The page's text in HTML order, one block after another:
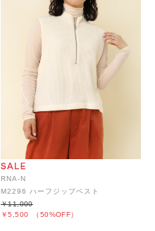
RNA-N
M2296 ハーフジップベスト
￥5,500 （50%OFF）
￥11,000